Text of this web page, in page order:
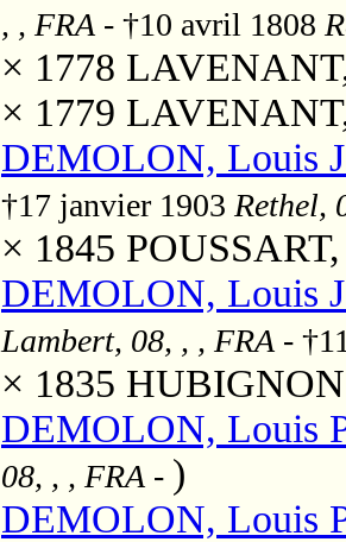
, , FRA - †10 avril 1808
× 1778
× 1779
DEMOLON, Louis
†17 janvier 1903 Rethel,
× 1845
DEMOLON, Louis
Lambert, 08, , , FRA -
× 1835
DEMOLON, Louis
08, , , FRA - )
DEMOLON, Louis